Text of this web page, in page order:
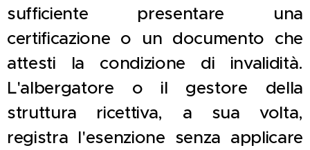
sufficiente presentare una
certificazione o un documento che
attesti la condizione di invalidità.
L'albergatore o il gestore della
struttura ricettiva, a sua volta,
registra l'esenzione senza applicare